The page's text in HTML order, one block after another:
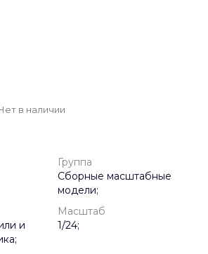
в наличии
Группа
Сборные масштабные
модели;
и
Масштаб
1/24;